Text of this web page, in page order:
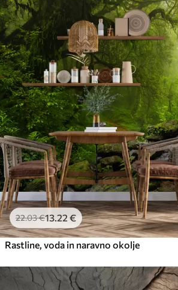
22.03€13 .22 €
Rastline, voda in naravno okolje